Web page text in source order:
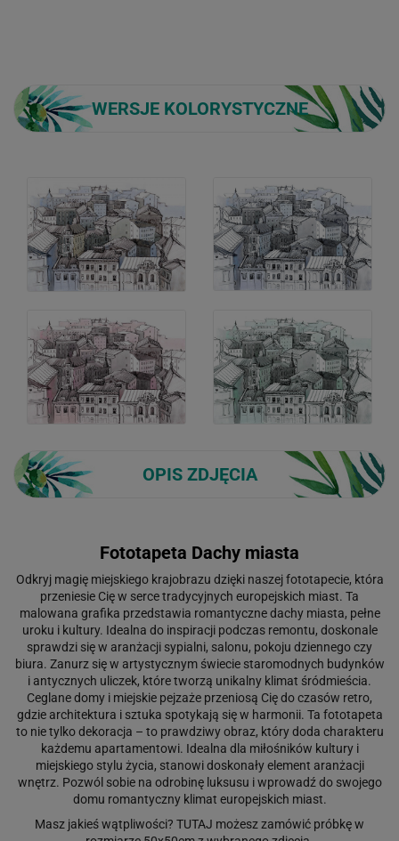
WERSJE KOLORYSTYCZNE
OPIS ZDJĘCIA
Fototapeta Dachy miasta
Odkryj magię miejskiego krajobrazu dzięki naszej fototapecie, która
przeniesie Cię w serce tradycyjnych europejskich miast. Ta
malowana grafika przedstawia romantyczne dachy miasta, pełne
uroku i kultury. Idealna do inspiracji podczas remontu, doskonale
sprawdzi się w aranżacji sypialni, salonu, pokoju dziennego czy
biura. Zanurz się w artystycznym świecie staromodnych budynków
i antycznych uliczek, które tworzą unikalny klimat śródmieścia.
Ceglane domy i miejskie pejzaże przeniosą Cię do czasów retro,
gdzie architektura i sztuka spotykają się w harmonii. Ta fototapeta
to nie tylko dekoracja – to prawdziwy obraz, który doda charakteru
każdemu apartamentowi. Idealna dla miłośników kultury i
miejskiego stylu życia, stanowi doskonały element aranżacji
wnętrz. Pozwól sobie na odrobinę luksusu i wprowadź do swojego
domu romantyczny klimat europejskich miast.
Masz jakieś wątpliwości? TUTAJ możesz zamówić próbkę w